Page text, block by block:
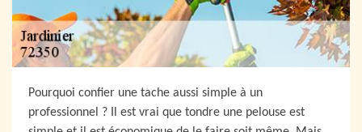
Pourquoi confier une tache aussi simple à un
professionnel ? Il est vrai que tondre une pelouse est